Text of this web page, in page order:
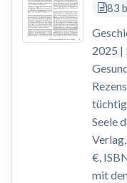
83
2025 |
Seele
€,
mit